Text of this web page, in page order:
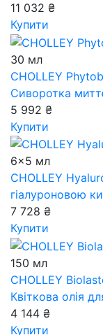
11 032 ₴
Купити
30 мл
CHOLLEY
Сиворотка
5 992 ₴
Купити
6x5 мл
CHOLLEY
гіалуроновою
7 728 ₴
Купити
150 мл
CHOLLEY
Квіткова олія
4 144 ₴
Купити